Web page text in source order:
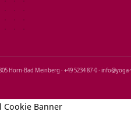
Horn‑Bad Meinberg · +49 5234 87‑0 ·
Cookie Banner